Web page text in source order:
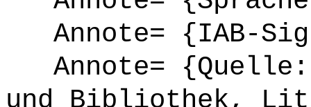
Annote= {IAB-
Annote= {Quelle:
und Bibliothek,